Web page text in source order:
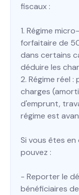
fiscaux :
1. Régime
forfaitaire de
dans certains
déduire les
2. Régime réel
charges
d'emprunt,
régime est
Si vous êtes
pouvez :
- Reporter le
bénéficiaires